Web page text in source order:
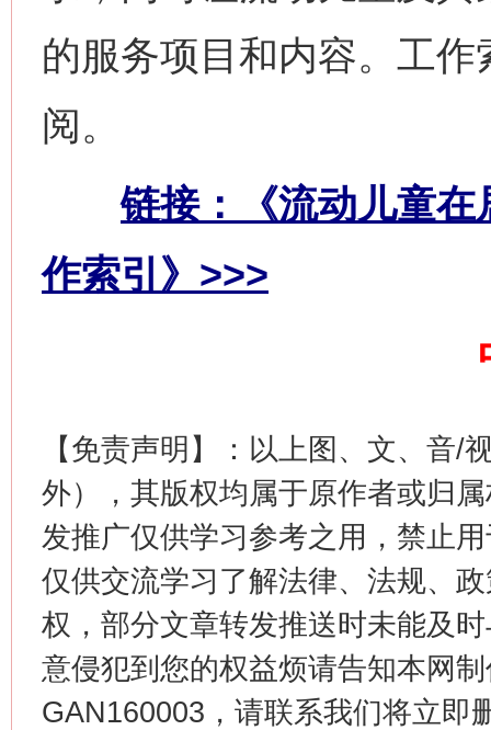
的服务项目和内容。工
阅。
链接：《流动儿童
作索引》>>>
【免责声明】：以上图、文、音/
外），其版权均属于原作者或归
发推广仅供学习参考之用，禁止
仅供交流学习了解法律、法规、
权，部分文章转发推送时未能及
意侵犯到您的权益烦请告知本网
GAN160003，请联系我们将立即
网上购药对药下症？
这是一记警钟！ 谢